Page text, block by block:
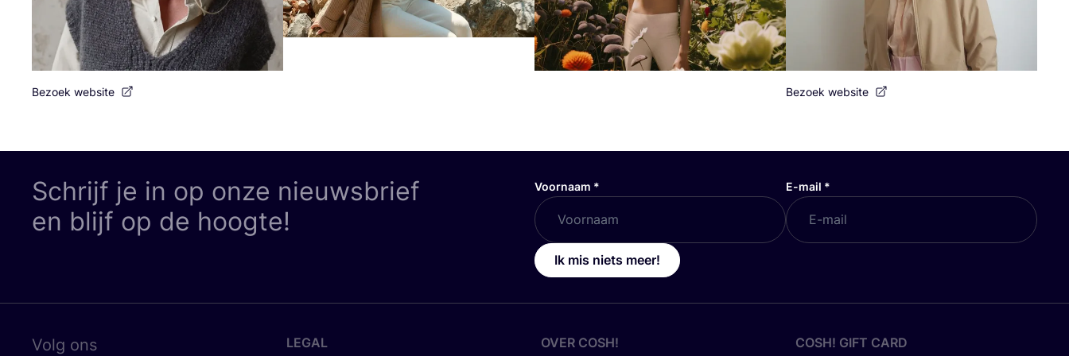
Bezoek website Bezoek website
Schrijf je in op onze nieuwsbrief
en blijf op de hoogte!
Voornaam * E-mail *
Ik mis niets meer!
Volg ons LEGAL OVER COSH! COSH! GIFT CARD